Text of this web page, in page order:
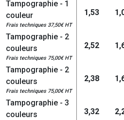
Tampographie - 1
couleur
Frais techniques 37,50€ HT
1,53
Tampographie - 2
couleurs
Frais techniques 75,00€ HT
2,52
Tampographie - 2
couleurs
Frais techniques 75,00€ HT
2,38
Tampographie - 3
couleurs
3,32